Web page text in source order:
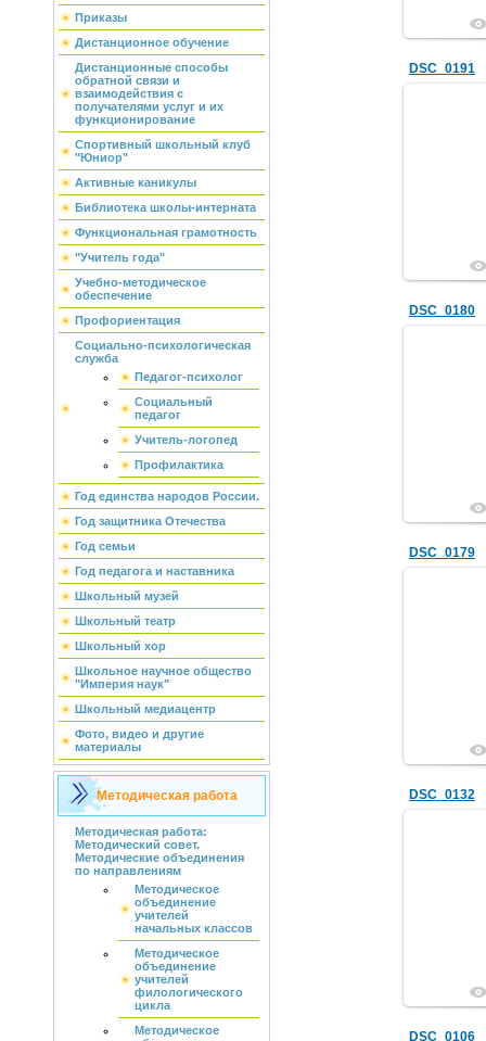
Приказы
Дистанционное обучение
Дистанционные способы
обратной связи и
взаимодействия с
получателями услуг и их
функционирование
Спортивный школьный клуб
"Юниор"
Активные каникулы
Библиотека школы-интерната
Функциональная грамотность
"Учитель года"
Учебно-методическое
обеспечение
Профориентация
Социально-психологическая
служба
Педагог-психолог
Социальный
педагог
Учитель-логопед
Профилактика
Год единства народов России.
Год защитника Отечества
Год семьи
Год педагога и наставника
Школьный музей
Школьный театр
Школьный хор
Школьное научное общество
"Империя наук"
Школьный медиацентр
Фото, видео и другие
материалы
Методическая работа
Методическая работа:
Методический совет.
Методические объединения
по направлениям
Методическое
объединение
учителей
начальных классов
Методическое
объединение
учителей
филологического
цикла
Методическое
DSC_0191
DSC_0180
DSC_0179
DSC_0132
DSC_0106